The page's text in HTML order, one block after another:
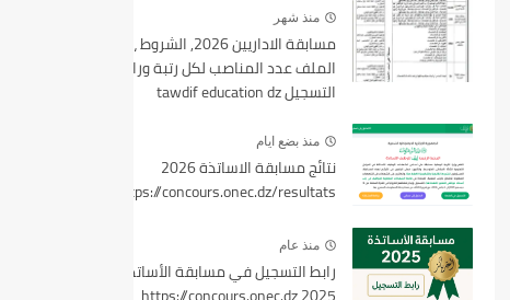
منذ شهر
مسابقة الاداريين 2026, الشروط ،
الملف عدد المناصب لكل رتبة ورابط
التسجيل tawdif education dz
منذ بضع ايام
نتائج مسابقة الاساتذة 2026
https://concours.onec.dz/resultats
منذ عام
رابط التسجيل في مسابقة الأساتذة